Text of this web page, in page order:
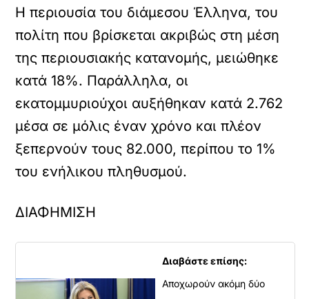
Η περιουσία του διάμεσου Έλληνα, του
πολίτη που βρίσκεται ακριβώς στη μέση
της περιουσιακής κατανομής, μειώθηκε
κατά 18%. Παράλληλα, οι
εκατομμυριούχοι αυξήθηκαν κατά 2.762
μέσα σε μόλις έναν χρόνο και πλέον
ξεπερνούν τους 82.000, περίπου το 1%
του ενήλικου πληθυσμού.
ΔΙΑΦΗΜΙΣΗ
Διαβάστε επίσης:
Αποχωρούν ακόμη δύο